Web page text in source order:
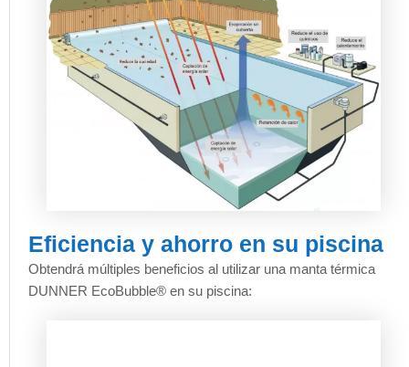
Eficiencia y ahorro en su piscina
Obtendrá múltiples beneficios al utilizar una manta térmica
DUNNER EcoBubble® en su piscina: